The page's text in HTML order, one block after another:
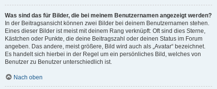
Was sind das für Bilder, die bei meinem Benutzernamen angezeigt werden?
In der Beitragsansicht können zwei Bilder bei deinem Benutzernamen stehen.
Eines dieser Bilder ist meist mit deinem Rang verknüpft: Oft sind dies Sterne,
Kästchen oder Punkte, die deine Beitragszahl oder deinen Status im Forum
angeben. Das andere, meist größere, Bild wird auch als „Avatar“ bezeichnet.
Es handelt sich hierbei in der Regel um ein persönliches Bild, welches von
Benutzer zu Benutzer unterschiedlich ist.
Nach oben